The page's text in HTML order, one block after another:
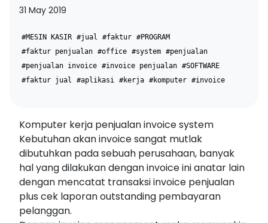
31 May 2019
#MESIN KASIR #jual #faktur #PROGRAM
#faktur penjualan #office #system #penjualan
#penjualan invoice #invoice penjualan #SOFTWARE
#faktur jual
#aplikasi #kerja #komputer #invoice
Komputer kerja penjualan invoice system
Kebutuhan akan invoice sangat mutlak
dibutuhkan pada sebuah perusahaan, banyak
hal yang dilakukan dengan invoice ini anatar lain
dengan mencatat transaksi invoice penjualan
plus cek laporan outstanding pembayaran
pelanggan.